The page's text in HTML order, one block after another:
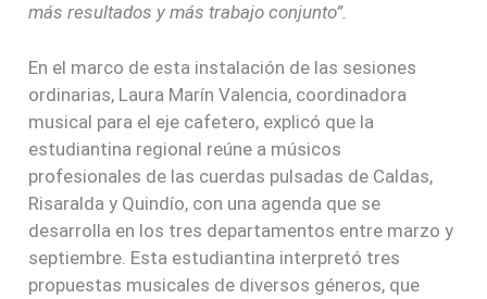
más resultados y más trabajo conjunto”.
En el marco de esta instalación de las sesiones
ordinarias, Laura Marín Valencia, coordinadora
musical para el eje cafetero, explicó que la
estudiantina regional reúne a músicos
profesionales de las cuerdas pulsadas de Caldas,
Risaralda y Quindío, con una agenda que se
desarrolla en los tres departamentos entre marzo y
septiembre. Esta estudiantina interpretó tres
propuestas musicales de diversos géneros, que